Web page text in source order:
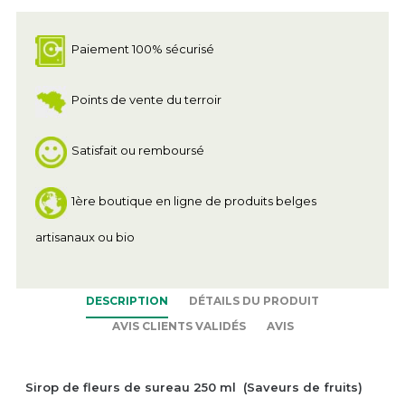
Paiement 100% sécurisé
Points de vente du terroir
Satisfait ou remboursé
1ère boutique en ligne de produits belges
artisanaux ou bio
DESCRIPTION
DÉTAILS DU PRODUIT
AVIS CLIENTS VALIDÉS
AVIS
Sirop de fleurs de sureau 250 ml (Saveurs de fruits)